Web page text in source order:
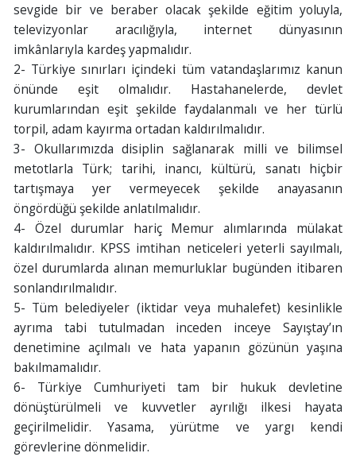
sevgide bir ve beraber olacak şekilde eğitim yoluyla,
televizyonlar aracılığıyla, internet dünyasının
imkânlarıyla kardeş yapmalıdır.
2- Türkiye sınırları içindeki tüm vatandaşlarımız kanun
önünde eşit olmalıdır. Hastahanelerde, devlet
kurumlarından eşit şekilde faydalanmalı ve her türlü
torpil, adam kayırma ortadan kaldırılmalıdır.
3- Okullarımızda disiplin sağlanarak milli ve bilimsel
metotlarla Türk; tarihi, inancı, kültürü, sanatı hiçbir
tartışmaya yer vermeyecek şekilde anayasanın
öngördüğü şekilde anlatılmalıdır.
4- Özel durumlar hariç Memur alımlarında mülakat
kaldırılmalıdır. KPSS imtihan neticeleri yeterli sayılmalı,
özel durumlarda alınan memurluklar bugünden itibaren
sonlandırılmalıdır.
5- Tüm belediyeler (iktidar veya muhalefet) kesinlikle
ayrıma tabi tutulmadan inceden inceye Sayıştay’ın
denetimine açılmalı ve hata yapanın gözünün yaşına
bakılmamalıdır.
6- Türkiye Cumhuriyeti tam bir hukuk devletine
dönüştürülmeli ve kuvvetler ayrılığı ilkesi hayata
geçirilmelidir. Yasama, yürütme ve yargı kendi
görevlerine dönmelidir.